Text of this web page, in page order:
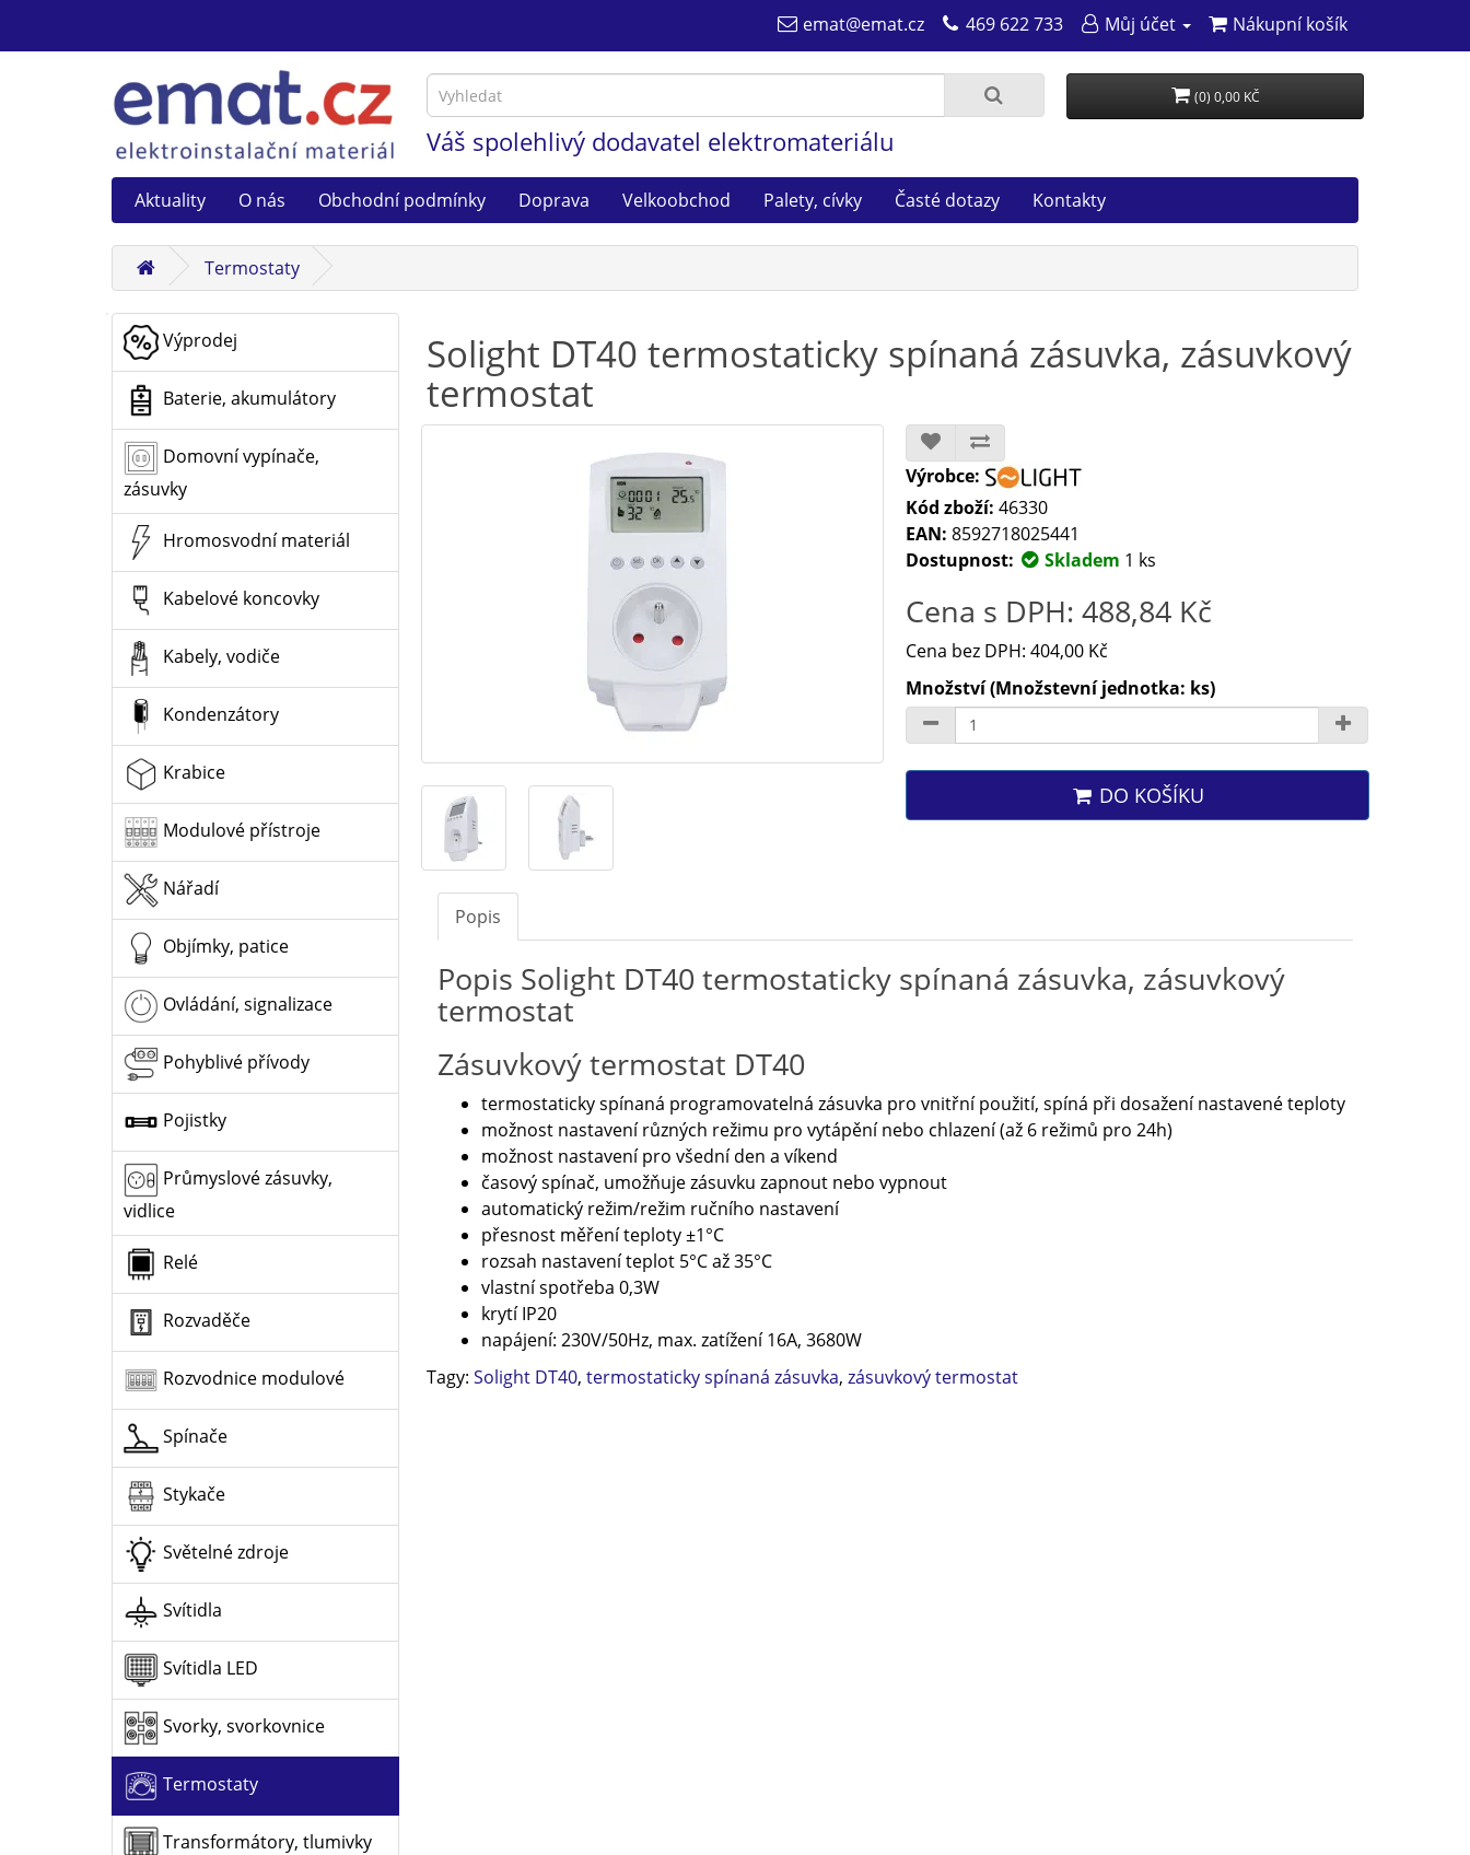
emat@emat.cz 469 622 733 Můj účet Nákupní košík
Váš spolehlivý dodavatel elektromateriálu
(0) 0,00 KČ
Aktuality O nás Obchodní podmínky Doprava Velkoobchod Palety, cívky Časté dotazy Kontakty
Termostaty
Výprodej
Baterie, akumulátory
Domovní vypínače,
zásuvky
Hromosvodní materiál
Kabelové koncovky
Kabely, vodiče
Kondenzátory
Krabice
Modulové přístroje
Nářadí
Objímky, patice
Ovládání, signalizace
Pohyblivé přívody
Pojistky
Průmyslové zásuvky,
vidlice
Relé
Rozvaděče
Rozvodnice modulové
Spínače
Stykače
Světelné zdroje
Svítidla
Svítidla LED
Svorky, svorkovnice
Termostaty
Transformátory, tlumivky
Solight DT40 termostaticky spínaná zásuvka, zásuvkový
termostat
Výrobce:
Kód zboží: 46330
EAN: 8592718025441
Dostupnost:
Skladem 1 ks
Cena s DPH: 488,84 Kč
Cena bez DPH: 404,00 Kč
Množství (Množstevní jednotka: ks)
DO KOŠÍKU
Popis
Popis Solight DT40 termostaticky spínaná zásuvka, zásuvkový
termostat
Zásuvkový termostat DT40
termostaticky spínaná programovatelná zásuvka pro vnitřní použití, spíná při dosažení nastavené teploty
možnost nastavení různých režimu pro vytápění nebo chlazení (až 6 režimů pro 24h)
možnost nastavení pro všední den a víkend
časový spínač, umožňuje zásuvku zapnout nebo vypnout
automatický režim/režim ručního nastavení
přesnost měření teploty ±1°C
rozsah nastavení teplot 5°C až 35°C
vlastní spotřeba 0,3W
krytí IP20
napájení: 230V/50Hz, max. zatížení 16A, 3680W
Tagy: Solight DT40, termostaticky spínaná zásuvka, zásuvkový termostat